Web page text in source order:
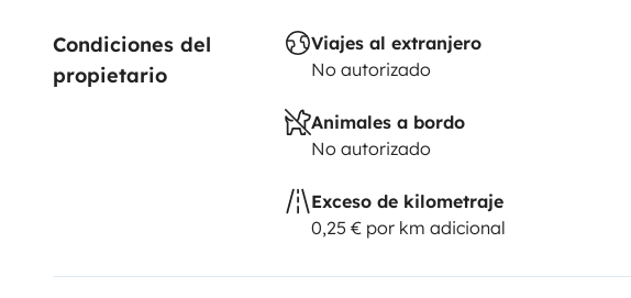
Condiciones del
propietario
Viajes al extranjero
No autorizado
Animales a bordo
No autorizado
Exceso de kilometraje
0,25 € por km adicional